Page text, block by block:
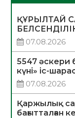
ҚҰРЫЛТАЙ
07.08.2026
5547 әскери
күні» іс-
07.08.2026
Қаржылық
бағытталған